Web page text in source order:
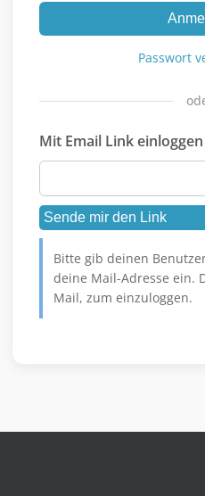
Passwort
Mit Email Link einloggen
Bitte gib deinen
deine Mail-Adresse ein.
Mail, zum einzuloggen.